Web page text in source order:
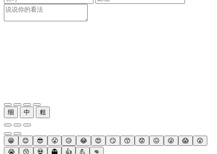
细 中 粗
😁 😊 😎 😤 😥 😂 😍 😏 😙 😟 😖 😜 😱
😲
😭
😚 💀 👻 👍 💪 👊